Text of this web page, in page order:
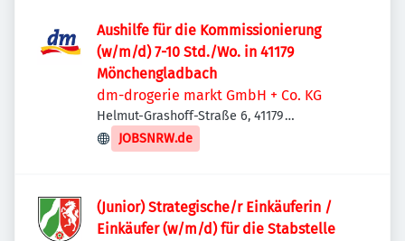
Aushilfe für die Kommissionierung
(w/m/d) 7-10 Std./Wo. in 41179
Mönchengladbach
dm-drogerie markt GmbH + Co. KG
Helmut-Grashoff-Straße 6, 41179
Mönchengladbach, Deutschland
JOBSNRW.de
(Junior) Strategische/r Einkäuferin /
Einkäufer (w/m/d) für die Stabstelle